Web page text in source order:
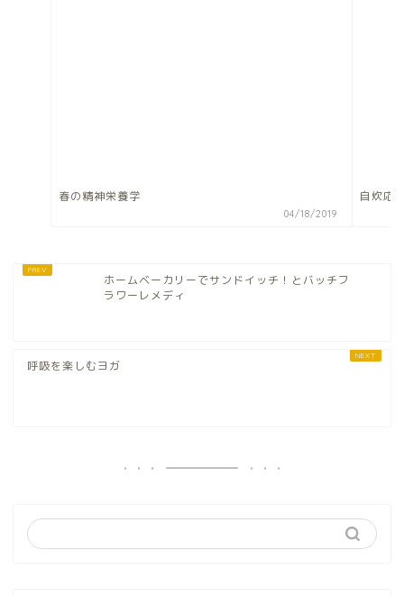
春の精神栄養学
04/18/2019
自炊応
ホームベーカリーでサンドイッチ！とバッチフ
ラワーレメディ
呼吸を楽しむヨガ